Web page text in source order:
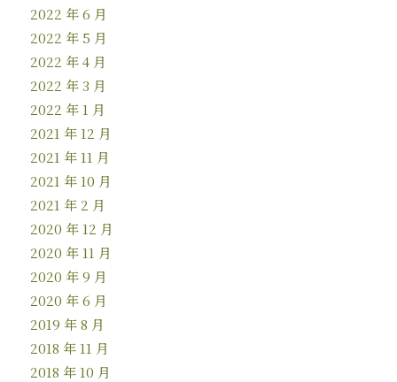
2022 年 6 月
2022 年 5 月
2022 年 4 月
2022 年 3 月
2022 年 1 月
2021 年 12 月
2021 年 11 月
2021 年 10 月
2021 年 2 月
2020 年 12 月
2020 年 11 月
2020 年 9 月
2020 年 6 月
2019 年 8 月
2018 年 11 月
2018 年 10 月